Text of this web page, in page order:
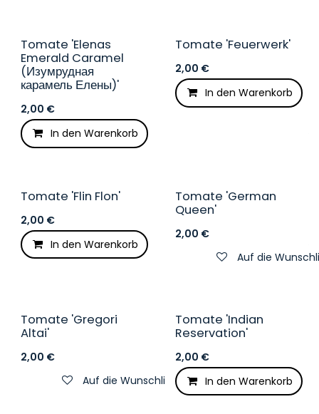
Tomate 'Elenas
Emerald Caramel
(Изумрудная
карамель Елены)'
2,00 €
In den Warenkorb
Tomate 'Feuerwerk'
2,00 €
In den Warenkorb
Tomate 'Flin Flon'
2,00 €
In den Warenkorb
Tomate 'German
Queen'
2,00 €
Auf die
Tomate 'Gregori
Altai'
2,00 €
Auf die Wunschliste
Tomate 'Indian
Reservation'
2,00 €
In den Warenkorb